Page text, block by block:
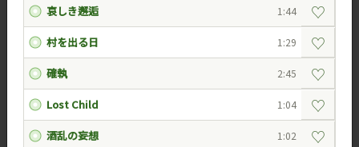
哀しき邂逅 1:44 ♡
村を出る日 1:29 ♡
確執 2:45 ♡
Lost Child 1:04 ♡
酒乱の妄想 1:02 ♡